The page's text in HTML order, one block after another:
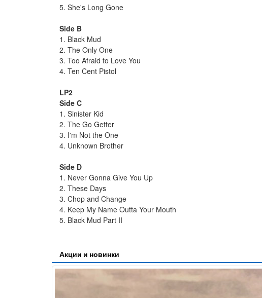
5. She's Long Gone
Side B
1. Black Mud
2. The Only One
3. Too Afraid to Love You
4. Ten Cent Pistol
LP2
Side C
1. Sinister Kid
2. The Go Getter
3. I'm Not the One
4. Unknown Brother
Side D
1. Never Gonna Give You Up
2. These Days
3. Chop and Change
4. Keep My Name Outta Your Mouth
5. Black Mud Part II
Акции и новинки